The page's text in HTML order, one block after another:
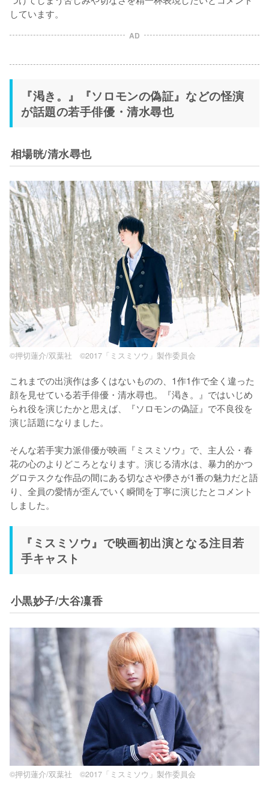
しています。
AD
『渇き。』『ソロモンの偽証』などの怪演
が話題の若手俳優・清水尋也
相場晄/清水尋也
©押切蓮介/双葉社 ©2017「ミスミソウ」製作委員会
これまでの出演作は多くはないものの、1作1作で全く違った
顔を見せている若手俳優・清水尋也。『渇き。』ではいじめ
られ役を演じたかと思えば、『ソロモンの偽証』で不良役を
演じ話題になりました。
そんな若手実力派俳優が映画『ミスミソウ』で、主人公・春
花の心のよりどころとなります。演じる清水は、暴力的かつ
グロテスクな作品の間にある切なさや儚さが1番の魅力だと語
り、全員の愛情が歪んでいく瞬間を丁寧に演じたとコメント
しました。
『ミスミソウ』で映画初出演となる注目若
手キャスト
小黒妙子/大谷凜香
©押切蓮介/双葉社 ©2017「ミスミソウ」製作委員会